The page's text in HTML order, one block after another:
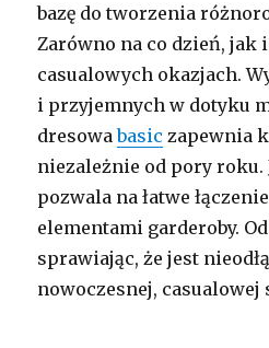
bazę do tworzenia
Zarówno na co dzień, jak
casualowych okazjach.
i przyjemnych w dotyku
dresowabasic zapewnia
niezależnie od pory roku.
pozwala na łatwe
elementami garderoby.
sprawiając, że jest
nowoczesnej, casualowej